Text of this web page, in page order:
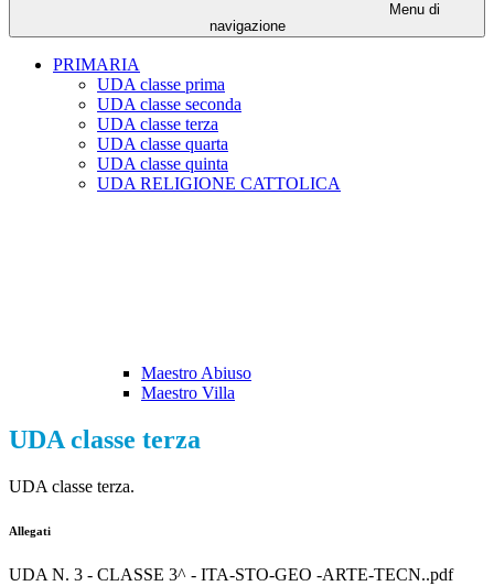
Menu di
navigazione
PRIMARIA
UDA classe prima
UDA classe seconda
UDA classe terza
UDA classe quarta
UDA classe quinta
UDA RELIGIONE CATTOLICA
Maestro Abiuso
Maestro Villa
UDA classe terza
UDA classe terza.
Allegati
UDA N. 3 - CLASSE 3^ - ITA-STO-GEO -ARTE-TECN..pdf